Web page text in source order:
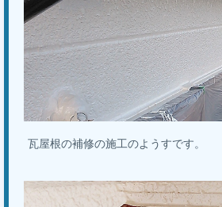
瓦屋根の補修の施工のようすです。